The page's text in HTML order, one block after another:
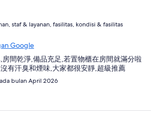
staf & layanan, fasilitas, kondisi & fasilitas
Google
間乾淨,備品充足,若置物櫃在房間就滿分啦
有汗臭和煙味,大家都很安靜,超級推薦
bulan April 2026